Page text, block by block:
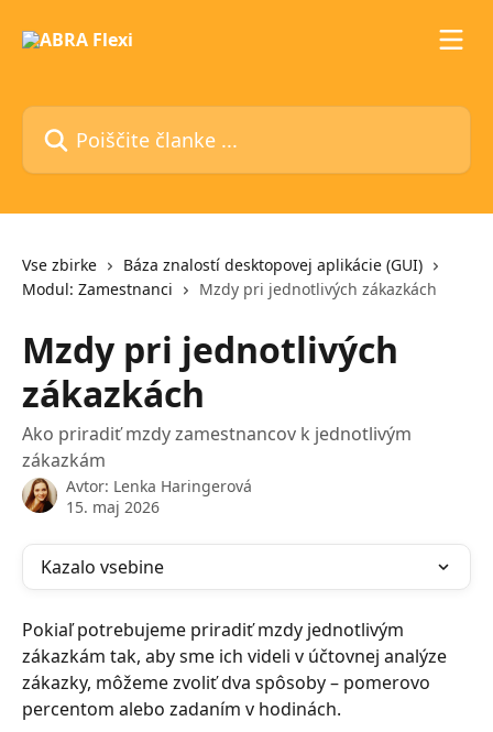
Poiščite članke ...
Vse zbirke
Báza znalostí desktopovej aplikácie (GUI)
Modul: Zamestnanci
Mzdy pri jednotlivých zákazkách
Mzdy pri jednotlivých
zákazkách
Ako priradiť mzdy zamestnancov k jednotlivým
zákazkám
Avtor: Lenka Haringerová
15. maj 2026
Kazalo vsebine
Pokiaľ potrebujeme priradiť mzdy jednotlivým
zákazkám tak, aby sme ich videli v účtovnej analýze
zákazky, môžeme zvoliť dva spôsoby – pomerovo
percentom alebo zadaním v hodinách.